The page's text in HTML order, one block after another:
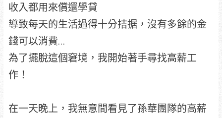
收入都用來償還學貸
導致每天的生活過得十分拮据，沒有多餘的金
錢可以消費…
為了擺脫這個窘境，我開始著手尋找高薪工
作！
在一天晚上，我無意間看見了孫華團隊的高薪